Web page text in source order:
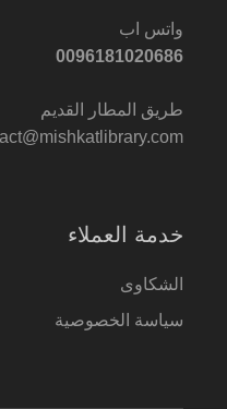
واتس اب
0096181020686
طريق المطار القديم
خدمة العملاء
الشكاوى
سياسة الخصوصية